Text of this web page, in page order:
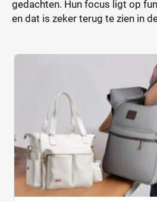
gedachten. Hun focus ligt op
en dat is zeker terug te zien in